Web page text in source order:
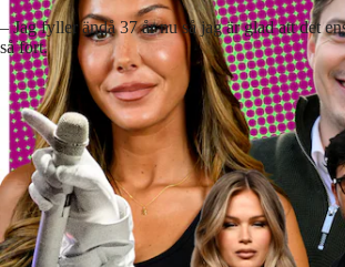
– Jag fyller ändå 37 år nu så jag är glad att det
så fort.
Lyssna på artikeln
3 min